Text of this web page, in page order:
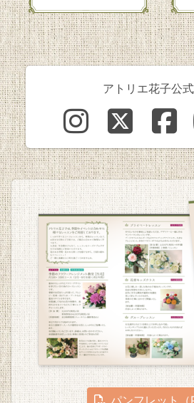
アトリエ花子公
パンフレット（